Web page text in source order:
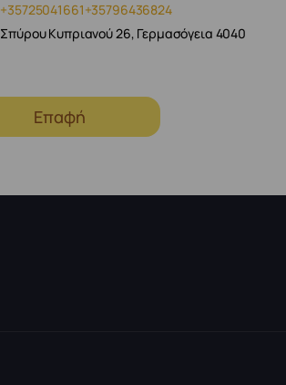
+35725041661+35796436824
Σπύρου Κυπριανού 26, Γερμασόγεια 4040
Επαφή